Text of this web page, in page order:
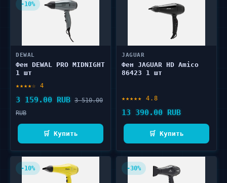
-10%
DEWAL
Фен DEWAL PRO MIDNIGHT
1 шт
★★★★☆ 4
3 159.00 RUB 3 510.00
RUB
🛒 Купить
JAGUAR
Фен JAGUAR HD Amico
86423 1 шт
★★★★★ 4.8
13 390.00 RUB
🛒 Купить
-10% -30%